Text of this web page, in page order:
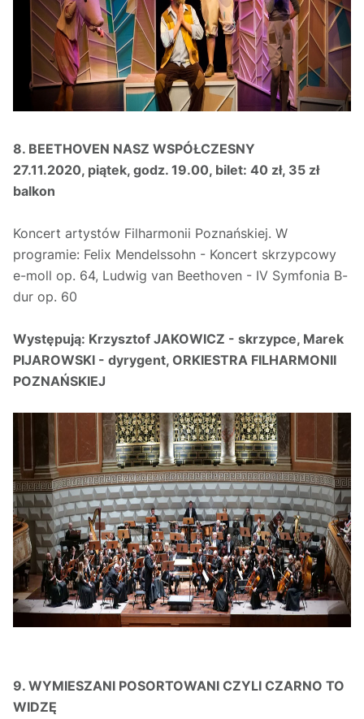
8. BEETHOVEN NASZ WSPÓŁCZESNY
27.11.2020, piątek, godz. 19.00, bilet: 40 zł, 35 zł
balkon
Koncert artystów Filharmonii Poznańskiej. W
programie: Felix Mendelssohn - Koncert skrzypcowy
e-moll op. 64, Ludwig van Beethoven - IV Symfonia B-
dur op. 60
Występują: Krzysztof JAKOWICZ - skrzypce, Marek
PIJAROWSKI - dyrygent, ORKIESTRA FILHARMONII
POZNAŃSKIEJ
9. WYMIESZANI POSORTOWANI CZYLI CZARNO TO
WIDZĘ